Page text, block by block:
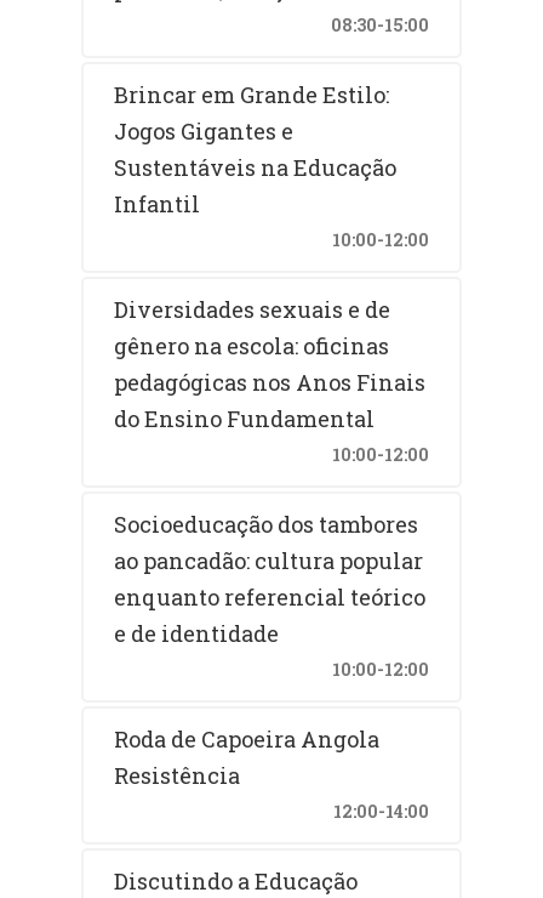
08:30-15:00
Brincar em Grande Estilo:
Jogos Gigantes e
Sustentáveis na Educação
Infantil
10:00-12:00
Diversidades sexuais e de
gênero na escola: oficinas
pedagógicas nos Anos Finais
do Ensino Fundamental
10:00-12:00
Socioeducação dos tambores
ao pancadão: cultura popular
enquanto referencial teórico
e de identidade
10:00-12:00
Roda de Capoeira Angola
Resistência
12:00-14:00
Discutindo a Educação